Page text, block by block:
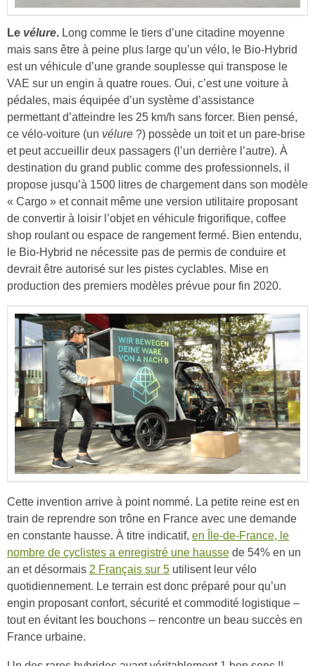
Le vélure. Long comme le tiers d’une citadine moyenne
mais sans être à peine plus large qu’un vélo, le Bio-Hybrid
est un véhicule d’une grande souplesse qui transpose le
VAE sur un engin à quatre roues. Oui, c’est une voiture à
pédales, mais équipée d’un système d’assistance
permettant d’atteindre les 25 km/h sans forcer. Bien pensé,
ce vélo-voiture (un vélure ?) possède un toit et un pare-brise
et peut accueillir deux passagers (l’un derrière l’autre). À
destination du grand public comme des professionnels, il
propose jusqu’à 1500 litres de chargement dans son modèle
« Cargo » et connait même une version utilitaire proposant
de convertir à loisir l’objet en véhicule frigorifique, coffee
shop roulant ou espace de rangement fermé. Bien entendu,
le Bio-Hybrid ne nécessite pas de permis de conduire et
devrait être autorisé sur les pistes cyclables. Mise en
production des premiers modèles prévue pour fin 2020.
Cette invention arrive à point nommé. La petite reine est en
train de reprendre son trône en France avec une demande
en constante hausse. À titre indicatif, en Île-de-France, le
nombre de cyclistes a enregistré une hausse de 54% en un
an et désormais 2 Français sur 5 utilisent leur vélo
quotidiennement. Le terrain est donc préparé pour qu’un
engin proposant confort, sécurité et commodité logistique –
tout en évitant les bouchons – rencontre un beau succès en
France urbaine.